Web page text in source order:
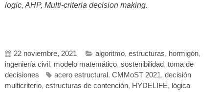
logic, AHP, Multi-criteria decision making.
22 noviembre, 2021 algoritmo, estructuras, hormigón,
ingeniería civil , modelo matemático, sostenibilidad, toma de
decisiones
acero estructural , CMMoST 2021 , decisión
multicriterio, estructuras de contención, HYDELIFE, lógica